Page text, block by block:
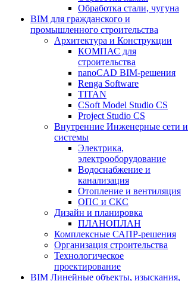
Обработка стали, чугуна
BIM для гражданского и
промышленного строительства
Архитектура и Конструкции
КОМПАС для
строительства
nanoCAD BIM-решения
Renga Software
TITAN
CSoft Model Studio CS
Project Studio CS
Внутренние Инженерные сети и
системы
Электрика,
электрооборудование
Водоснабжение и
канализация
Отопление и вентиляция
ОПС и СКС
Дизайн и планировка
ПЛАНОПЛАН
Комплексные САПР-решения
Организация строительства
Технологическое
проектирование
BIM Линейные объекты, изыскания,